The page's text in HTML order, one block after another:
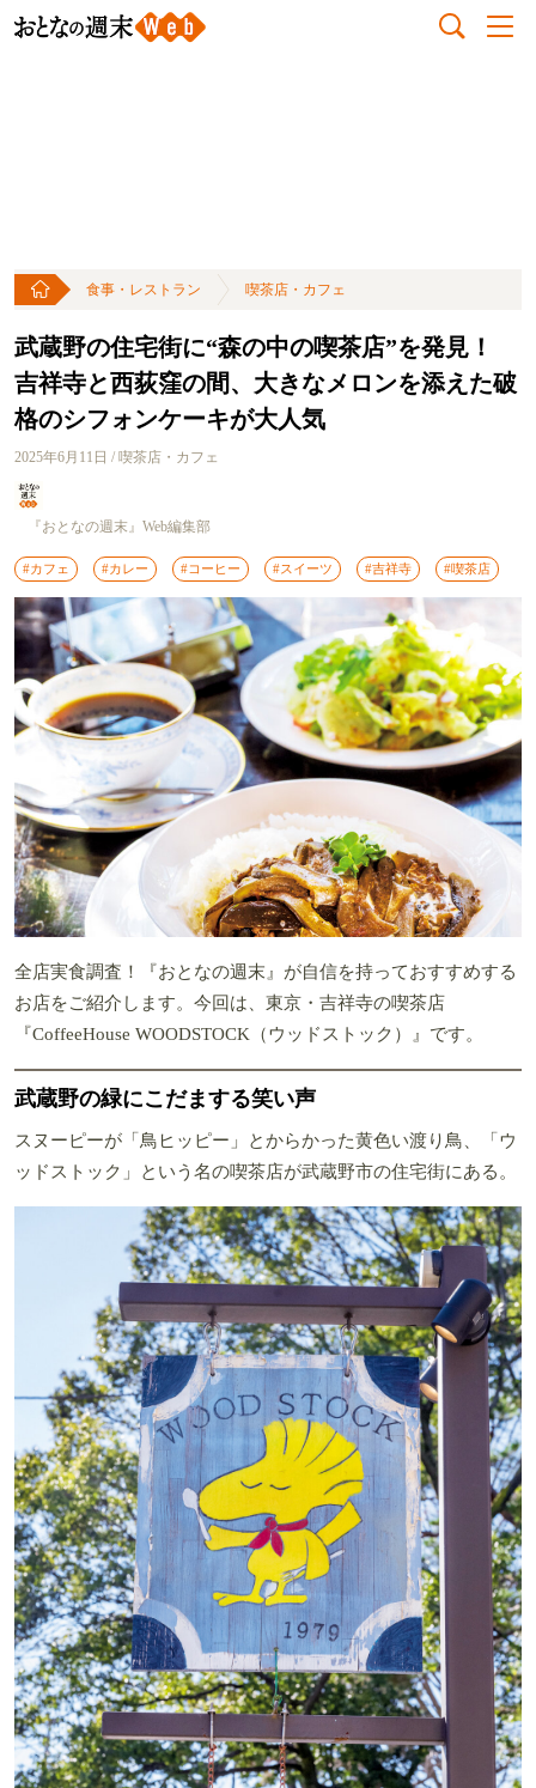
食事・レストラン 喫茶店・カフェ
武蔵野の住宅街に“森の中の喫茶店”を発見！
吉祥寺と西荻窪の間、大きなメロンを添えた破
格のシフォンケーキが大人気
2025年6月11日 / 喫茶店・カフェ
『おとなの週末』Web編集部
#カフェ #カレー #コーヒー #スイーツ #吉祥寺 #喫茶店
全店実食調査！『おとなの週末』が自信を持っておすすめする
お店をご紹介します。今回は、東京・吉祥寺の喫茶店
『CoffeeHouse WOODSTOCK（ウッドストック）』です。
武蔵野の緑にこだまする笑い声
スヌーピーが「鳥ヒッピー」とからかった黄色い渡り鳥、「ウ
ッドストック」という名の喫茶店が武蔵野市の住宅街にある。